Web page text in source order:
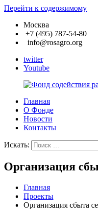
Перейти к содержимому
Москва
+7 (495) 787-54-80
info@rosagro.org
twitter
Youtube
Фонд
содействия
развитию
хозяйства
Главная
О Фонде
Новости
Контакты
Искать:
Организация
Главная
Проекты
Организация сбыта